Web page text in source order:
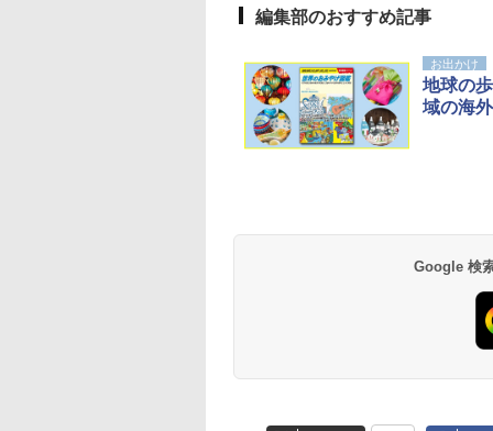
編集部のおすすめ記事
お出かけ
地球の
域の海
Google 検